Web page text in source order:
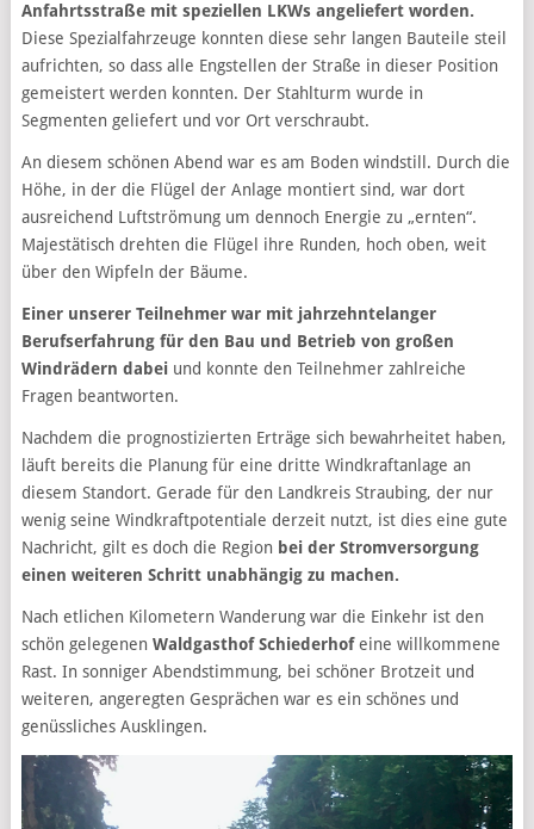
Anfahrtsstraße mit speziellen LKWs angeliefert worden.
Diese Spezialfahrzeuge konnten diese sehr langen Bauteile steil
aufrichten, so dass alle Engstellen der Straße in dieser Position
gemeistert werden konnten. Der Stahlturm wurde in
Segmenten geliefert und vor Ort verschraubt.
An diesem schönen Abend war es am Boden windstill. Durch die
Höhe, in der die Flügel der Anlage montiert sind, war dort
ausreichend Luftströmung um dennoch Energie zu „ernten“.
Majestätisch drehten die Flügel ihre Runden, hoch oben, weit
über den Wipfeln der Bäume.
Einer unserer Teilnehmer war mit jahrzehntelanger
Berufserfahrung für den Bau und Betrieb von großen
Windrädern dabeiund konnte den Teilnehmer zahlreiche
Fragen beantworten.
Nachdem die prognostizierten Erträge sich bewahrheitet haben,
läuft bereits die Planung für eine dritte Windkraftanlage an
diesem Standort. Gerade für den Landkreis Straubing, der nur
wenig seine Windkraftpotentiale derzeit nutzt, ist dies eine gute
Nachricht, gilt es doch die Region bei der Stromversorgung
einen weiteren Schritt unabhängig zu machen.
Nach etlichen Kilometern Wanderung war die Einkehr ist den
schön gelegenen Waldgasthof Schiederhofeine willkommene
Rast. In sonniger Abendstimmung, bei schöner Brotzeit und
weiteren, angeregten Gesprächen war es ein schönes und
genüssliches Ausklingen.